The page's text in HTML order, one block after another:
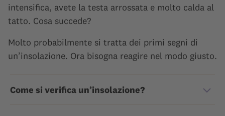
intensifica, avete la testa arrossata e molto calda al
tatto. Cosa succede?
Molto probabilmente si tratta dei primi segni di
un’insolazione. Ora bisogna reagire nel modo giusto.
Come si verifica un’insolazione?